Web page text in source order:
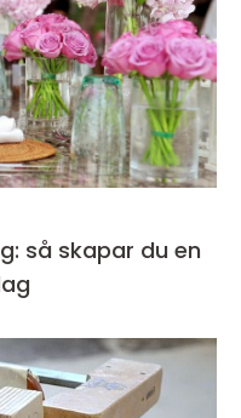
så skapar du en